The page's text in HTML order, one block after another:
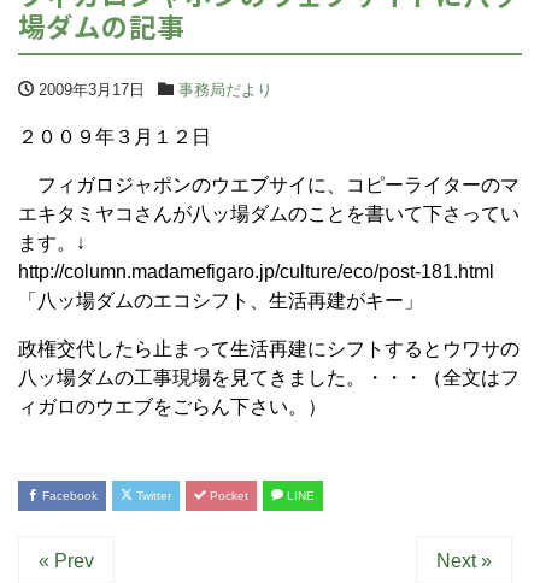
場ダムの記事
2009年3月17日 事務局だより
２００９年３月１２日
フィガロジャポンのウエブサイに、コピーライターのマ
エキタミヤコさんが八ッ場ダムのことを書いて下さってい
ます。↓
http://column.madamefigaro.jp/culture/eco/post-181.html
「八ッ場ダムのエコシフト、生活再建がキー」
政権交代したら止まって生活再建にシフトするとウワサの
八ッ場ダムの工事現場を見てきました。・・・（全文はフ
ィガロのウエブをごらん下さい。）
Facebook Twitter Pocket LINE
« Prev Next »